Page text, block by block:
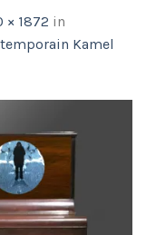
× 1872 in
Kamel